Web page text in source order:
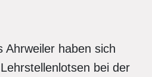
Ahrweiler haben sich
bei der